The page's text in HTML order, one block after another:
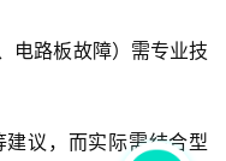
电路板故障）需专业技
议，而实际需结合型